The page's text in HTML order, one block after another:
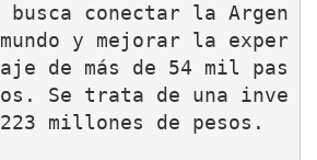
conectar la Argen
y mejorar la exper
de más de 54 mil pas
Se trata de una inve
millones de pesos.